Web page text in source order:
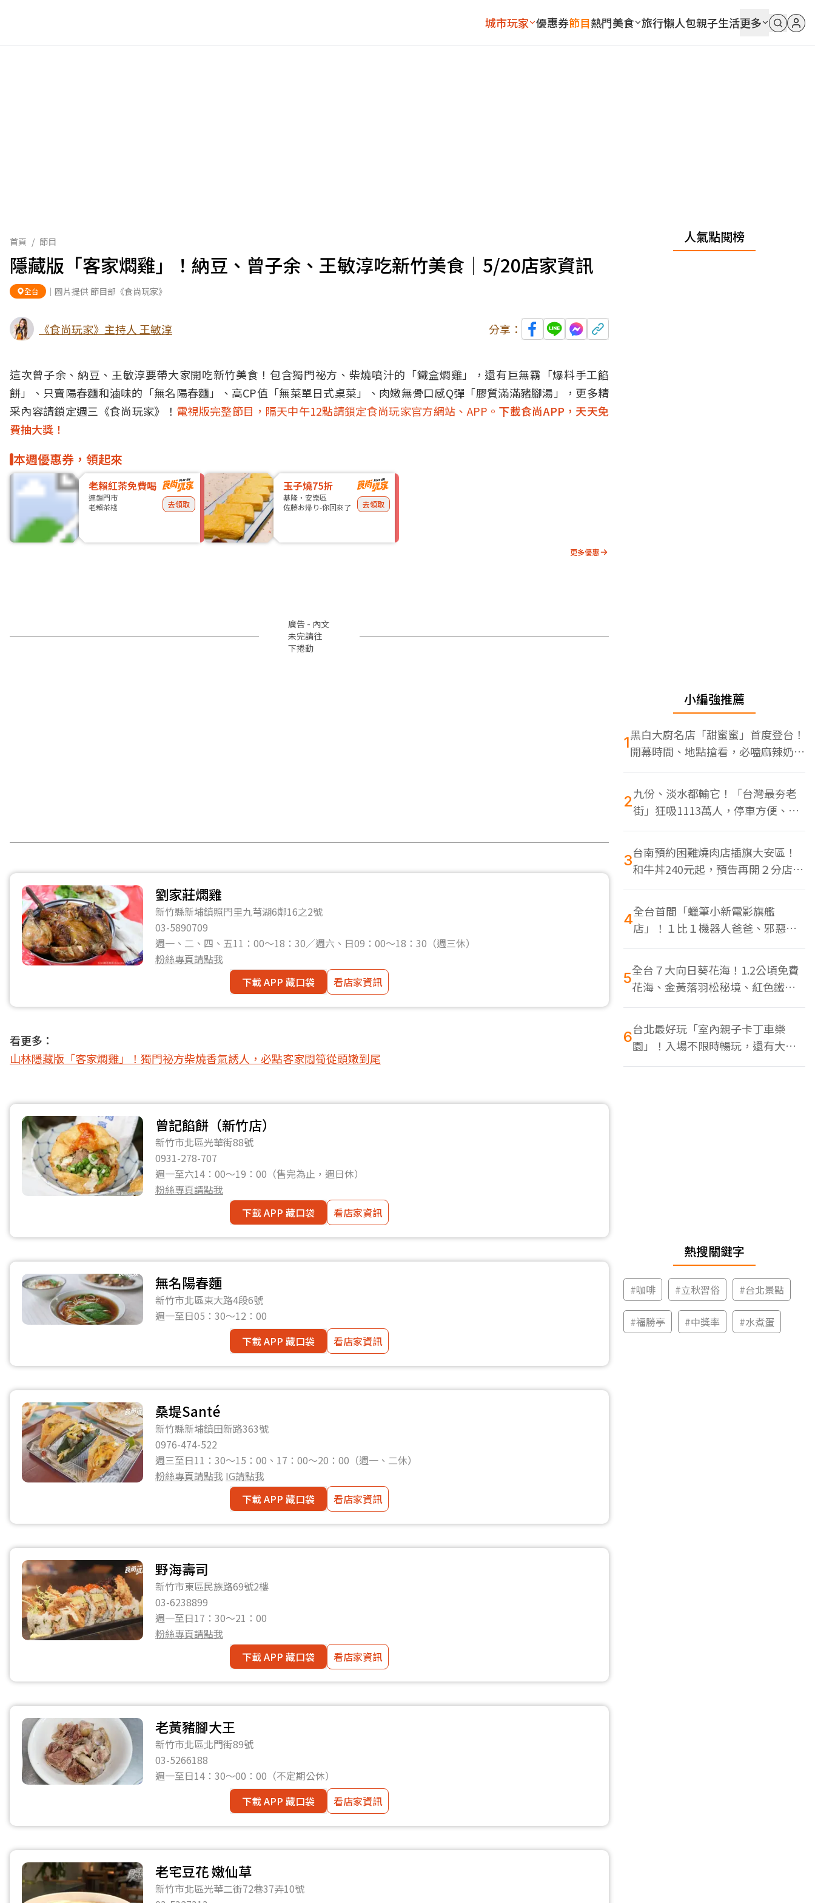
城市玩家 優惠券節目熱門美食 旅行懶人包親子生活更多
首頁 / 節目
隱藏版「客家燜雞」！納豆、曾子余、王敏淳吃新竹美食｜5/20店家資訊
全台 ｜圖片提供 節目部《食尚玩家》
《食尚玩家》主持人 王敏淳 分享：
這次曾子余、納豆、王敏淳要帶大家開吃新竹美食！包含獨門祕方、柴燒噴汁的「鐵盒燜雞」，還有巨無霸「爆料手工餡
餅」、只賣陽春麵和滷味的「無名陽春麵」、高CP值「無菜單日式桌菜」、肉嫩無骨口感Q彈「膠質滿滿豬腳湯」，更多精
采內容請鎖定週三《食尚玩家》！ 電視版完整節目，隔天中午12點請鎖定食尚玩家官方網站、APP。 下載食尚APP，天天免
費抽大獎！
本週優惠券，領起來
老賴紅茶免費喝
連鎖門市
老賴茶棧
去領取
玉子燒75折
基隆・安樂區
佐藤お帰り-你回來了
去領取
更多優惠
廣告 - 內文
未完請往
下捲動
劉家莊燜雞
新竹縣新埔鎮照門里九芎湖6鄰16之2號
03-5890709
週一、二、四、五11：00～18：30／週六、日09：00～18：30（週三休）
粉絲專頁請點我
下載 APP 藏口袋
看店家資訊
看更多：
山林隱藏版「客家燜雞」！獨門祕方柴燒香氣誘人，必點客家悶筍從頭嫩到尾
曾記餡餅（新竹店）
新竹市北區光華街88號
0931-278-707
週一至六14：00～19：00（售完為止，週日休）
粉絲專頁請點我
下載 APP 藏口袋
看店家資訊
無名陽春麵
新竹市北區東大路4段6號
週一至日05：30～12：00
下載 APP 藏口袋
看店家資訊
桑堤Santé
新竹縣新埔鎮田新路363號
0976-474-522
週三至日11：30～15：00、17：00～20：00（週一、二休）
粉絲專頁請點我 IG請點我
下載 APP 藏口袋
看店家資訊
野海壽司
新竹市東區民族路69號2樓
03-6238899
週一至日17：30～21：00
粉絲專頁請點我
下載 APP 藏口袋
看店家資訊
老黃豬腳大王
新竹市北區北門街89號
03-5266188
週一至日14：30～00：00（不定期公休）
下載 APP 藏口袋
看店家資訊
老宅豆花 嫩仙草
新竹市北區光華二街72巷37弄10號
人氣點閱榜
小編強推薦
1黑白大廚名店「甜蜜蜜」首度登台！
開幕時間、地點搶看，必嗑麻辣奶油
蝦
2九份、淡水都輸它！「台灣最夯老
街」狂吸1113萬人，停車方便、特
色美食多
3台南預約困難燒肉店插旗大安區！
和牛丼240元起，預告再開２分店、
地點曝光
4全台首間「蠟筆小新電影旗艦
店」！１比１機器人爸爸、邪惡正
男，百款周邊買翻
5全台７大向日葵花海！1.2公頃免費
花海、金黃落羽松秘境、紅色鐵橋
同框
6台北最好玩「室內親子卡丁車樂
園」！入場不限時暢玩，還有大螢
幕Switch遊戲區
熱搜關鍵字
#咖啡 #立秋習俗 #台北景點
#福勝亭 #中獎率 #水煮蛋